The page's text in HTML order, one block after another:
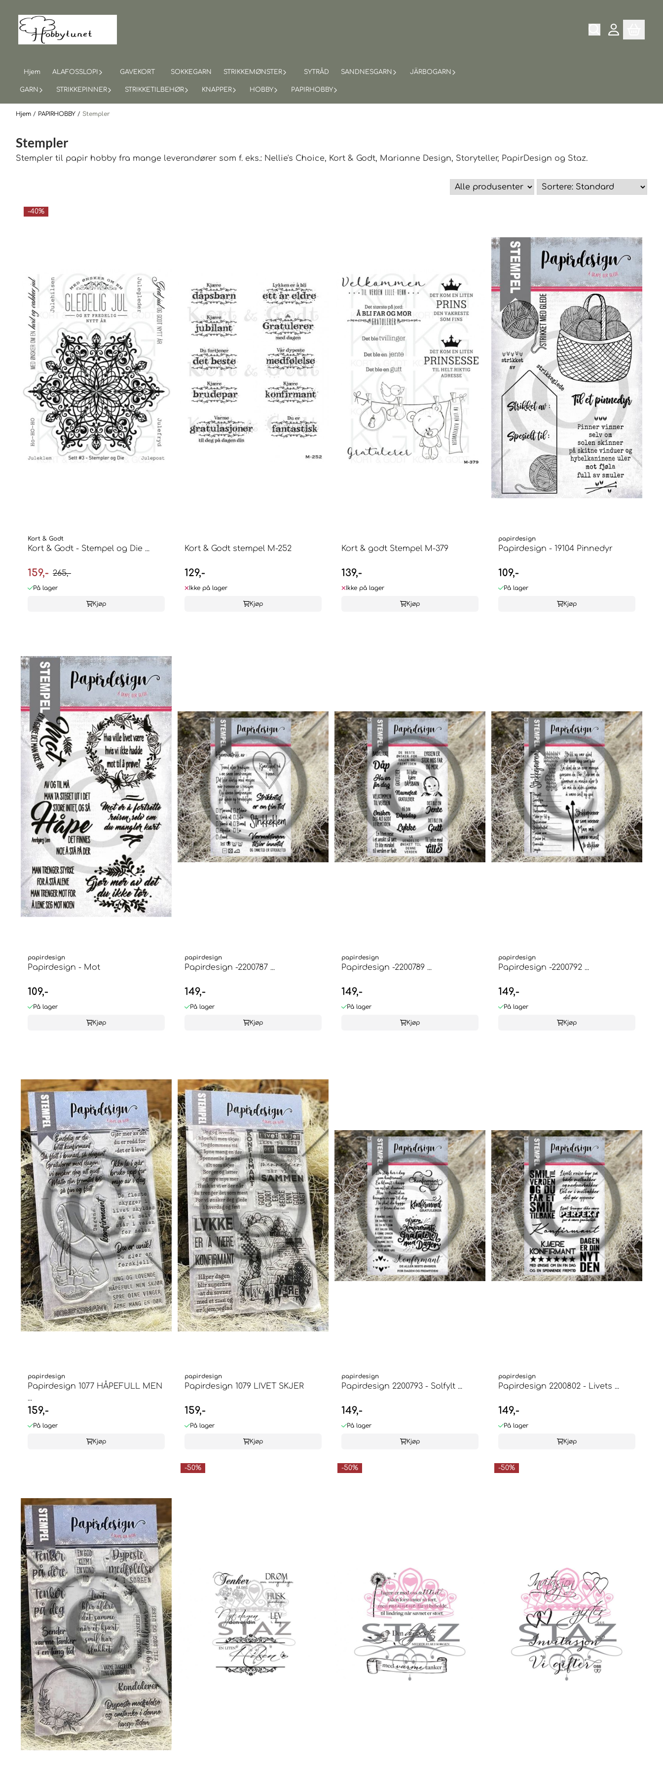
Hjem ALAFOSSLOPI GAVEKORT SOKKEGARN STRIKKEMØNSTER SYTRÅD SANDNESGARN JÄRBOGARN
GARN STRIKKEPINNER STRIKKETILBEHØR KNAPPER HOBBY PAPIRHOBBY
Hjem / PAPIRHOBBY / Stempler
Stempler
Stempler til papir hobby fra mange leverandører som f. eks.: Nellie's Choice, Kort & Godt, Marianne Design, Storyteller, PapirDesign og Staz.
-40%
Kort & Godt
Kort & Godt - Stempel og Die ...
159,- 265,-
På lager
Kjøp
Kort & Godt stempel M-252
129,-
Ikke på lager
Kjøp
Kort & godt Stempel M-379
139,-
Ikke på lager
Kjøp
papirdesign
Papirdesign - 19104 Pinnedyr
109,-
På lager
Kjøp
papirdesign
Papirdesign - Mot
109,-
På lager
Kjøp
papirdesign
Papirdesign -2200787 ...
149,-
På lager
Kjøp
papirdesign
Papirdesign -2200789 ...
149,-
På lager
Kjøp
papirdesign
Papirdesign -2200792 ...
149,-
På lager
Kjøp
papirdesign
Papirdesign 1077 HÅPEFULL MEN
...
159,-
På lager
Kjøp
papirdesign
Papirdesign 1079 LIVET SKJER
159,-
På lager
Kjøp
papirdesign
Papirdesign 2200793 - Solfylt ...
149,-
På lager
Kjøp
papirdesign
Papirdesign 2200802 - Livets ...
149,-
På lager
Kjøp
-50% -50% -50%